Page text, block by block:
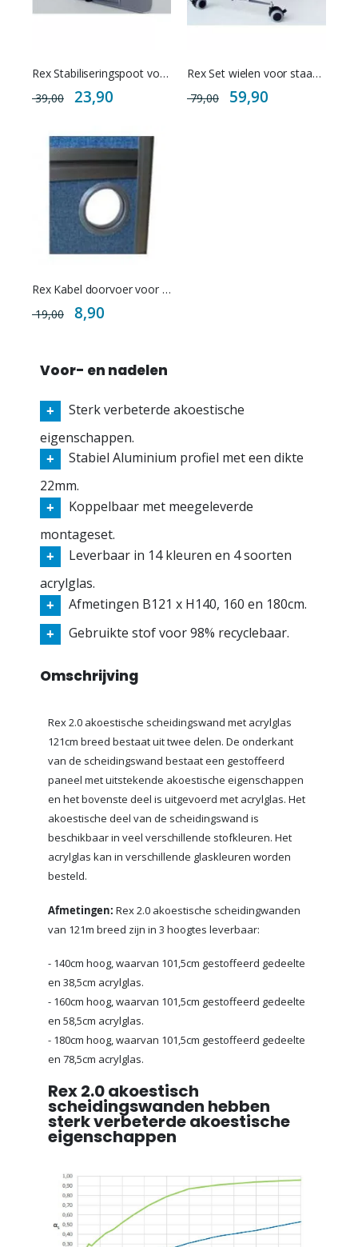
Rex Stabiliseringspoot voor staande scheidingswand
39,00
Special
Price
23,90
Rex Set wielen voor staande scheidingswand
79,00
Special
Price
59,90
Rex Kabel doorvoer voor scheidingswand
19,00
Special
Price
8,90
Voor- en nadelen
Sterk verbeterde akoestische
eigenschappen.
Stabiel Aluminium profiel met een dikte
22mm.
Koppelbaar met meegeleverde
montageset.
Leverbaar in 14 kleuren en 4 soorten
acrylglas.
Afmetingen B121 x H140, 160 en 180cm.
Gebruikte stof voor 98% recyclebaar.
Omschrijving
Rex 2.0 akoestische scheidingswand met acrylglas
121cm breed bestaat uit twee delen. De onderkant
van de scheidingswand bestaat een gestoffeerd
paneel met uitstekende akoestische eigenschappen
en het bovenste deel is uitgevoerd met acrylglas. Het
akoestische deel van de scheidingswand is
beschikbaar in veel verschillende stofkleuren. Het
acrylglas kan in verschillende glaskleuren worden
besteld.
Afmetingen: Rex 2.0 akoestische scheidingwanden
van 121m breed zijn in 3 hoogtes leverbaar:
- 140cm hoog, waarvan 101,5cm gestoffeerd gedeelte
en 38,5cm acrylglas.
- 160cm hoog, waarvan 101,5cm gestoffeerd gedeelte
en 58,5cm acrylglas.
- 180cm hoog, waarvan 101,5cm gestoffeerd gedeelte
en 78,5cm acrylglas.
Rex 2.0 akoestisch
scheidingswanden hebben
sterk verbeterde akoestische
eigenschappen